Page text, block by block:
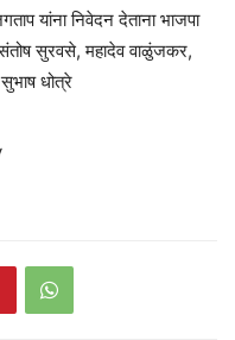
यांना निवेदन देताना भाजपा
सुरवसे, महादेव वाळुंजकर,
धोत्रे